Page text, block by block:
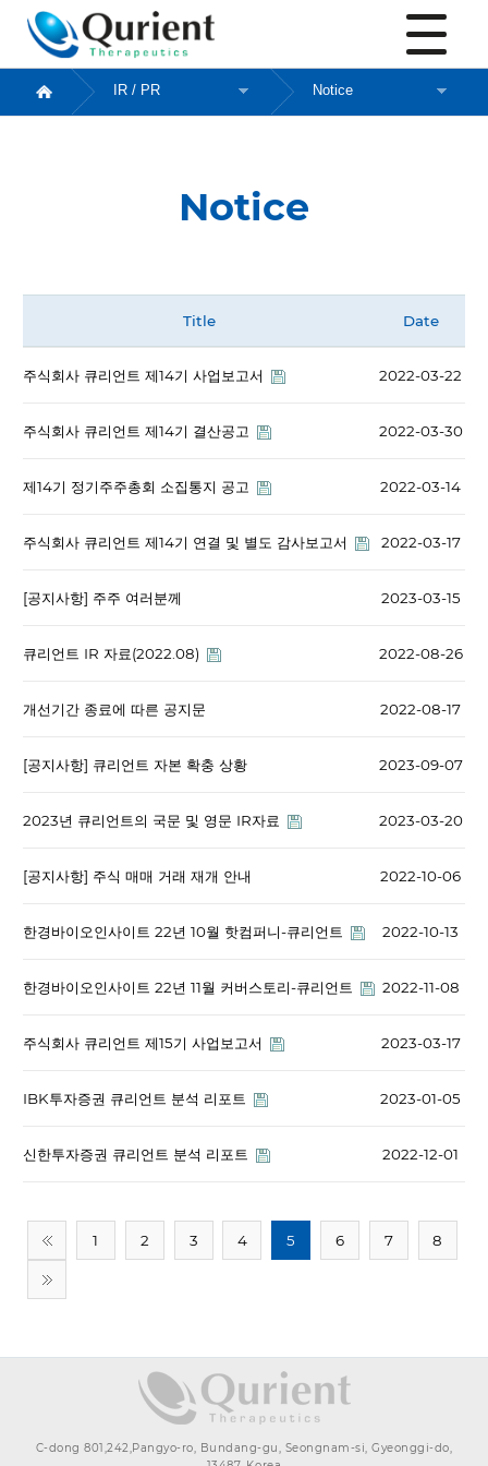
Notice
Notice
Title Date
주식회사 큐리언트 제14기 사업보고서 2022-03-22
주식회사 큐리언트 제14기 결산공고 2022-03-30
제14기 정기주주총회 소집통지 공고 2022-03-14
주식회사 큐리언트 제14기 연결 및 별도 감사보고서 2022-03-17
[공지사항] 주주 여러분께 2023-03-15
큐리언트 IR 자료(2022.08) 2022-08-26
개선기간 종료에 따른 공지문 2022-08-17
[공지사항] 큐리언트 자본 확충 상황 2023-09-07
2023년 큐리언트의 국문 및 영문 IR자료 2023-03-20
[공지사항] 주식 매매 거래 재개 안내 2022-10-06
한경바이오인사이트 22년 10월 핫컴퍼니-큐리언트 2022-10-13
한경바이오인사이트 22년 11월 커버스토리-큐리언트 2022-11-08
주식회사 큐리언트 제15기 사업보고서 2023-03-17
IBK투자증권 큐리언트 분석 리포트 2023-01-05
신한투자증권 큐리언트 분석 리포트 2022-12-01
최근
페이
1 2 3 4 5 6 7 8
첫 페
로
C-dong 801,242,Pangyo-ro, Bundang-gu, Seongnam-si, Gyeonggi-do,